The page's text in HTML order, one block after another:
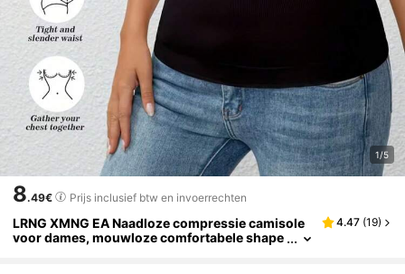
1/5
8.49€ Prijs inclusief btw en invoerrechten
LRNG XMNG EA Naadloze compressie camisole
voor dames, mouwloze comfortabele shape
4.47 (19)